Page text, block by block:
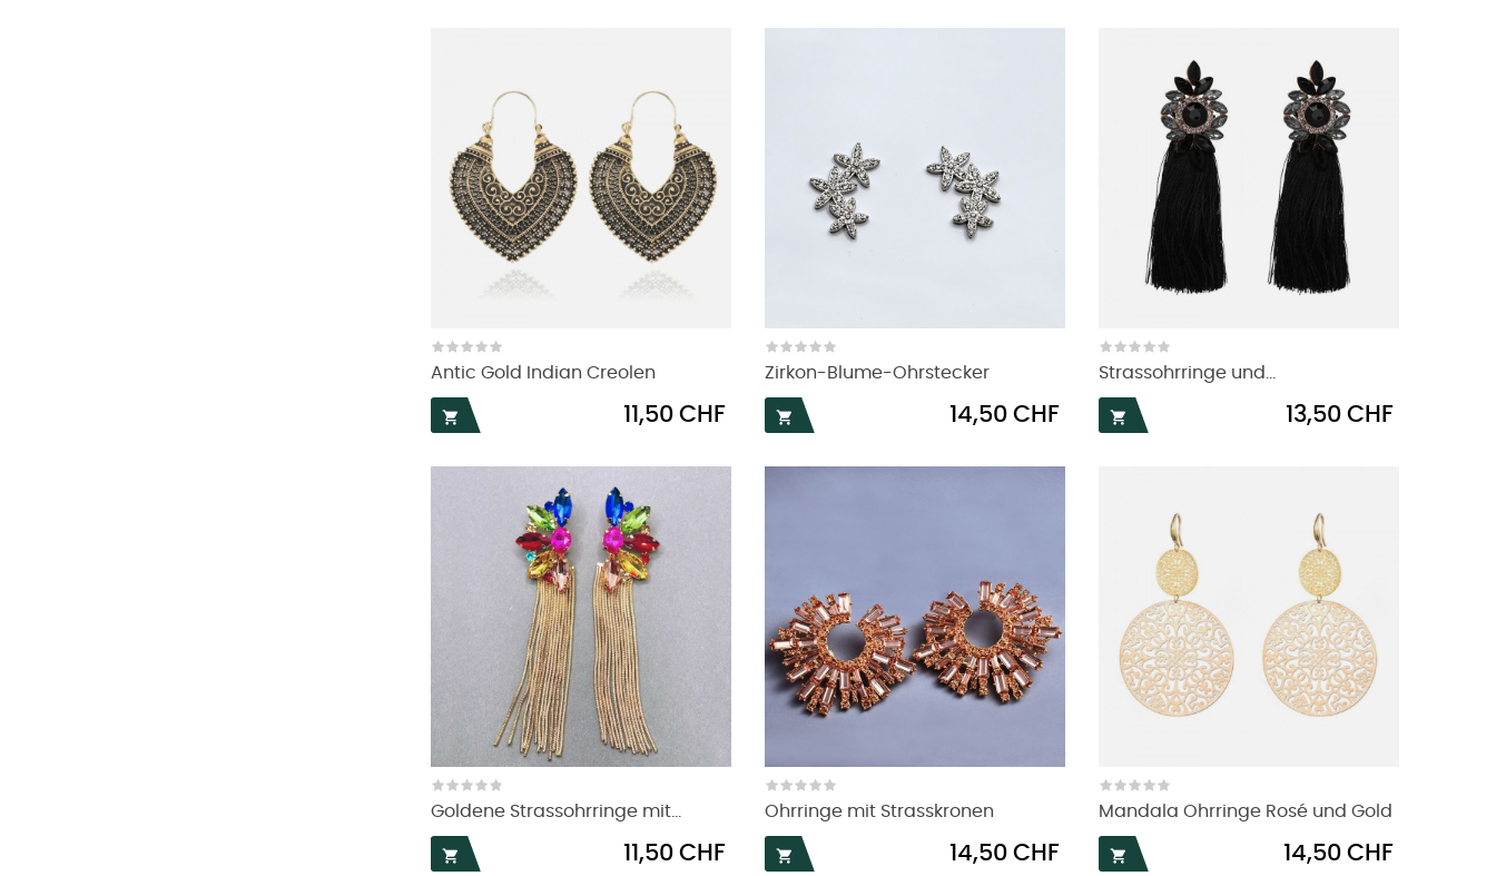
Antic Gold Indian Creolen

Preis
11,50 CHF
Zirkon-Blume-Ohrstecker

Preis
14,50 CHF
Strassohrringe und...

Preis
13,50 CHF
Goldene Strassohrringe mit...

Preis
11,50 CHF
Ohrringe mit Strasskronen

Preis
14,50 CHF
Mandala Ohrringe Rosé und Gold

Preis
14,50 CHF